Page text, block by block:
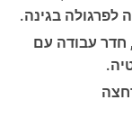
לפרגולה בגינה.
חדר עבודה עם